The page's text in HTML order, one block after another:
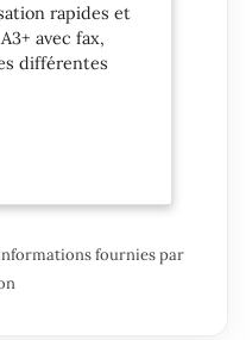
rapides et
avec fax,
différentes
facilement
fournies par